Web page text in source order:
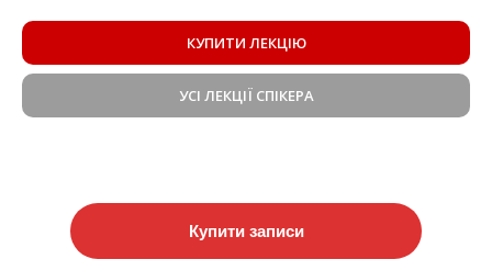
КУПИТИ ЛЕКЦІЮ
УСІ ЛЕКЦІЇ СПІКЕРА
Купити записи